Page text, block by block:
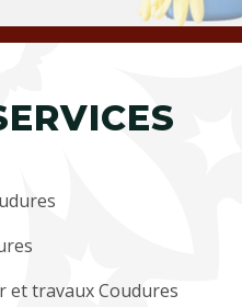
et travaux Coudures